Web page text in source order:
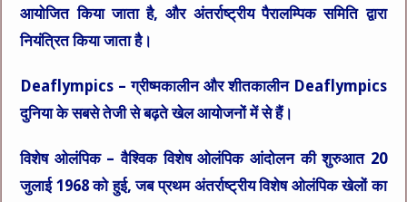
आयोजित किया जाता है, और अंतर्राष्ट्रीय पैरालम्पिक समिति द्वारा
नियंत्रित किया जाता है।
Deaflympics – ग्रीष्मकालीन और शीतकालीन Deaflympics
दुनिया के सबसे तेजी से बढ़ते खेल आयोजनों में से हैं।
विशेष ओलंपिक – वैश्विक विशेष ओलंपिक आंदोलन की शुरुआत 20
जुलाई 1968 को हुई, जब प्रथम अंतर्राष्ट्रीय विशेष ओलंपिक खेलों का